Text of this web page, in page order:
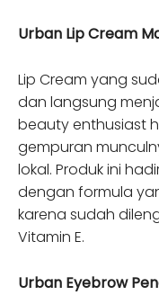
Urban Lip Cream
Lip Cream yang
dan langsung
beauty enthusiast
gempuran
lokal. Produk ini
dengan formula
karena sudah
Vitamin E.
Urban Eyebrow